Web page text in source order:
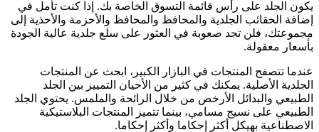
يكون الجلد على رأس قائمة التسوق الخاصة بك. إذا كنت تأمل في
إضافة الحقائب الجلدية والمحافظ والمحافظ والأحزمة والأحذية إلى
مجموعتك، فلن تجد صعوبة في العثور على سلع جلدية عالية الجودة
بأسعار معقولة.
عندما تتصفح المنتجات في البازار الكبير، ابحث عن المنتجات
الجلدية الأصلية. يمكنك في كثير من الأحيان التمييز بين الجلد
الطبيعي والبدائل الأرخص من خلال الرائحة والملمس. يحتوي الجلد
الطبيعي على نسيج مسامي، بينما تتميز المنتجات البلاستيكية
الاصطناعية بهيكل أكثر إحكاما وأكثر إحكاما.